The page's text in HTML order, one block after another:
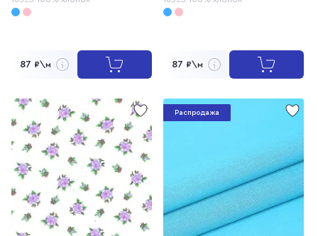
87 ₽\м 87 ₽\м
Распродажа